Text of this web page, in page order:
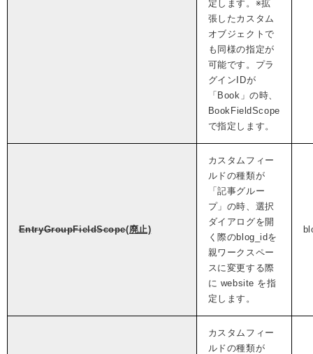
定します。※拡
張したカスタム
オブジェクトで
も同様の指定が
可能です。プラ
グインIDが
「Book」の時、
BookFieldScope
で指定します。
EntryGroupFieldScope(廃止)
カスタムフィー
ルドの種類が
「記事グルー
プ」の時、選択
ダイアログを開
く際のblog_idを
親ワークスペー
スに変更する際
に website を指
定します。
カスタムフィー
ルドの種類が